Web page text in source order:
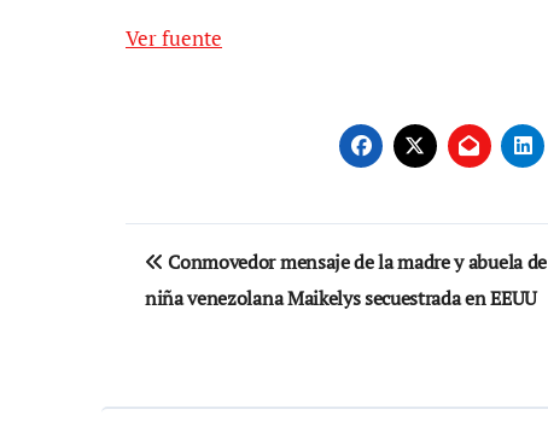
Ver fuente
Navegación
de
Conmovedor mensaje de la madre y abuela de
niña venezolana Maikelys secuestrada en EEUU